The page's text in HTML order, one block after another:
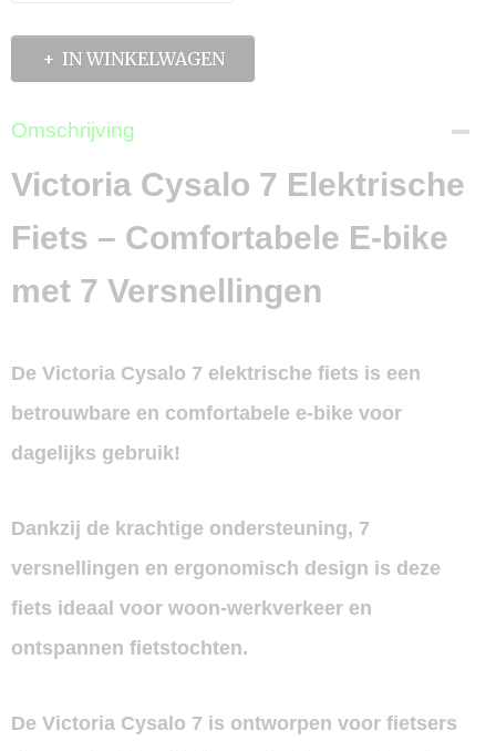
IN WINKELWAGEN
Omschrijving
Victoria Cysalo 7 Elektrische
Fiets – Comfortabele E-bike
met 7 Versnellingen
De Victoria Cysalo 7 elektrische fiets is een
betrouwbare en comfortabele e-bike voor
dagelijks gebruik!
Dankzij de krachtige ondersteuning, 7
versnellingen en ergonomisch design is deze
fiets ideaal voor woon-werkverkeer en
ontspannen fietstochten.
De Victoria Cysalo 7 is ontworpen voor fietsers